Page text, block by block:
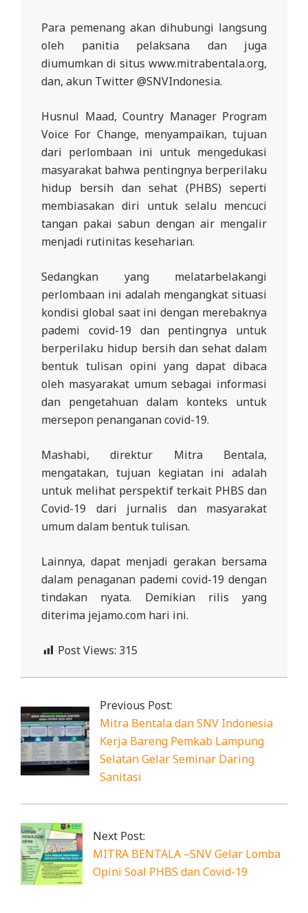
Para pemenang akan dihubungi langsung
oleh panitia pelaksana dan juga
diumumkan di situs www.mitrabentala.org,
dan, akun Twitter @SNVIndonesia.
Husnul Maad, Country Manager Program
Voice For Change, menyampaikan, tujuan
dari perlombaan ini untuk mengedukasi
masyarakat bahwa pentingnya berperilaku
hidup bersih dan sehat (PHBS) seperti
membiasakan diri untuk selalu mencuci
tangan pakai sabun dengan air mengalir
menjadi rutinitas keseharian.
Sedangkan yang melatarbelakangi
perlombaan ini adalah mengangkat situasi
kondisi global saat ini dengan merebaknya
pademi covid-19 dan pentingnya untuk
berperilaku hidup bersih dan sehat dalam
bentuk tulisan opini yang dapat dibaca
oleh masyarakat umum sebagai informasi
dan pengetahuan dalam konteks untuk
mersepon penanganan covid-19.
Mashabi, direktur Mitra Bentala,
mengatakan, tujuan kegiatan ini adalah
untuk melihat perspektif terkait PHBS dan
Covid-19 dari jurnalis dan masyarakat
umum dalam bentuk tulisan.
Lainnya, dapat menjadi gerakan bersama
dalam penaganan pademi covid-19 dengan
tindakan nyata. Demikian rilis yang
diterima jejamo.com hari ini.
Post Views: 315
2020-
16
Previous Post:
Mitra Bentala dan SNV Indonesia
Kerja Bareng Pemkab Lampung
Selatan Gelar Seminar Daring
Sanitasi
Next Post:
MITRA BENTALA –SNV Gelar Lomba
Opini Soal PHBS dan Covid-19